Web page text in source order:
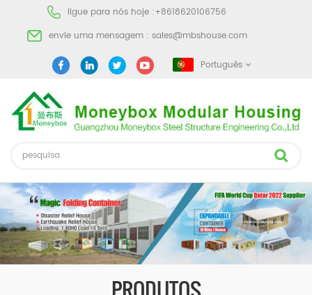
ligue para nós hoje :+8618620106756
envie uma mensagem : sales@mbshouse.com
Português